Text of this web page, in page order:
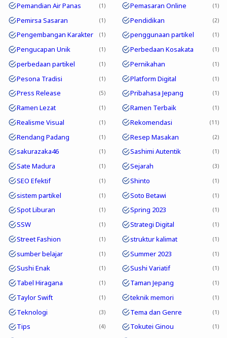
Pemandian Air Panas 1 Pemasaran Online 1
Pemirsa Sasaran 1 Pendidikan 2
Pengembangan Karakter 1 penggunaan partikel 1
Pengucapan Unik 1 Perbedaan Kosakata 1
perbedaan partikel 1 Pernikahan 1
Pesona Tradisi 1 Platform Digital 1
Press Release 5 Pribahasa Jepang 1
Ramen Lezat 1 Ramen Terbaik 1
Realisme Visual 1 Rekomendasi 11
Rendang Padang 1 Resep Masakan 2
sakurazaka46 1 Sashimi Autentik 1
Sate Madura 1 Sejarah 3
SEO Efektif 1 Shinto 1
sistem partikel 1 Soto Betawi 1
Spot Liburan 1 Spring 2023 1
SSW 1 Strategi Digital 1
Street Fashion 1 struktur kalimat 1
sumber belajar 1 Summer 2023 1
Sushi Enak 1 Sushi Variatif 1
Tabel Hiragana 1 Taman Jepang 1
Taylor Swift 1 teknik memori 1
Teknologi 3 Tema dan Genre 1
Tips 4 Tokutei Ginou 1